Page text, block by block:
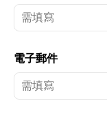
電子郵件